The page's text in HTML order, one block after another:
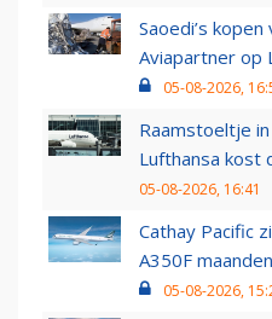
Saoedi’s
Aviapartner op
05-08-2026,
Raamstoeltje
Lufthansa kost
05-08-2026, 16:41
Cathay Pacific
A350F
05-08-2026,